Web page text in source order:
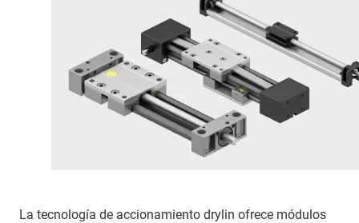
La tecnología de accionamiento drylin ofrece módulos